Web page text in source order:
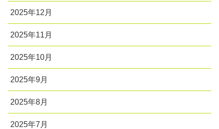
2025年12月
2025年11月
2025年10月
2025年9月
2025年8月
2025年7月